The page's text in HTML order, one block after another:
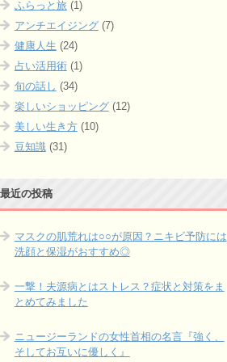
ふらっと旅(1)
アンチエイジング(7)
健康人生 (24)
占い活用術(1)
旬の話し (34)
楽しいショッピング(12)
美しい生き方(10)
豆知識 (31)
最近の投稿
マスクの肌荒れは○○が原因？ニキビ予防には
洗顔と保湿がおすすめ◎
一撃！夫源病とはストレス？症状と対策をま
とめてみました
ニュージーランドの女性首相の名言『強く、
そしてお互いに優しく』